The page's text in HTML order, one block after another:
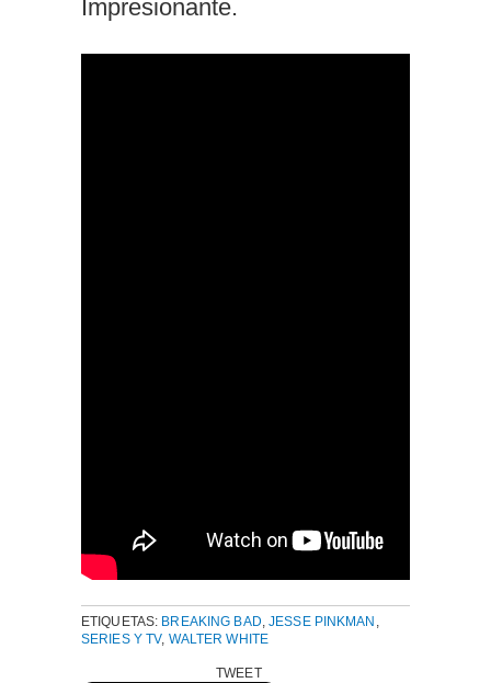
Impresionante.
ETIQUETAS: BREAKING BAD,JESSE PINKMAN ,
SERIES Y TV, WALTER WHITE
TWEET